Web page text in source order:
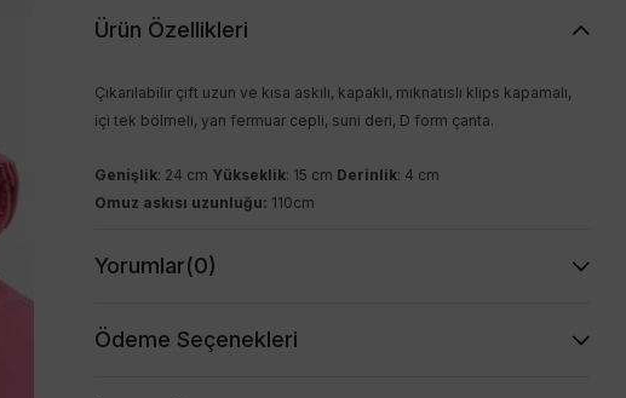
Ürün Özellikleri
Çıkarılabilir çift uzun ve kısa askılı, kapaklı, mıknatıslı klips kapamalı,
içi tek bölmeli, yan fermuar cepli, suni deri, D form çanta.
Genişlik: 24 cm Yükseklik: 15 cm Derinlik: 4 cm
Omuz askısı uzunluğu: 110cm
Yorumlar(0)
Ödeme Seçenekleri